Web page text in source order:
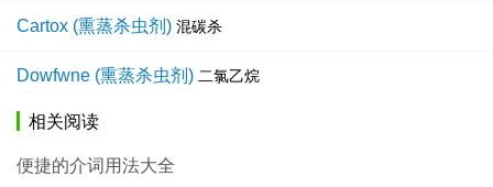
Cartox (熏蒸杀虫剂) 混碳杀
Dowfwne (熏蒸杀虫剂) 二氯乙烷
相关阅读
便捷的介词用法大全